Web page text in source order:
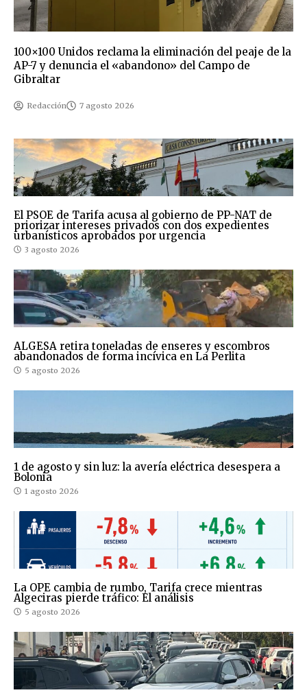
100×100 Unidos reclama la eliminación del peaje de la
AP-7 y denuncia el «abandono» del Campo de
Gibraltar
Redacción 7 agosto 2026
El PSOE de Tarifa acusa al gobierno de PP-NAT de
priorizar intereses privados con dos expedientes
urbanísticos aprobados por urgencia
3 agosto 2026
ALGESA retira toneladas de enseres y escombros
abandonados de forma incívica en La Perlita
5 agosto 2026
1 de agosto y sin luz: la avería eléctrica desespera a
Bolonia
1 agosto 2026
La OPE cambia de rumbo, Tarifa crece mientras
Algeciras pierde tráfico: El análisis
5 agosto 2026